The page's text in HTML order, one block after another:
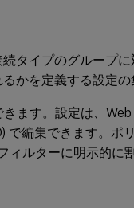
タイプのグループ
かを定義する設定の
ます。設定は、
編集できます。ポ
ィルターに明示的に